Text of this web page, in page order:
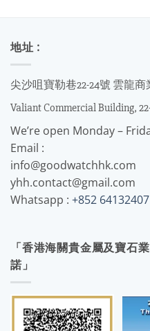
地址 :
尖沙咀寶勒巷22-24號 雲龍商
Valiant Commercial Building,
We’re open Monday –
Email :
info@goodwatchhk.com
yhh.contact@gmail.com
Whatsapp : +852 64132407
「香港海關貴金屬及寶石
諾」